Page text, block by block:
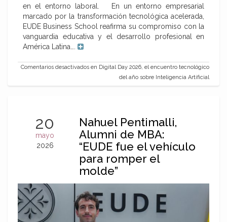
en el entorno laboral. En un entorno empresarial
marcado por la transformación tecnológica acelerada,
EUDE Business School reafirma su compromiso con la
vanguardia educativa y el desarrollo profesional en
América Latina….
Comentarios desactivados en Digital Day 2026, el encuentro tecnológico
del año sobre Inteligencia Artificial
20
mayo
2026
Nahuel Pentimalli,
Alumni de MBA:
“EUDE fue el vehículo
para romper el
molde”